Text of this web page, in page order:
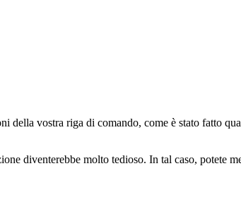
della vostra riga di comando, come è stato fatto
diventerebbe molto tedioso. In tal caso, potete